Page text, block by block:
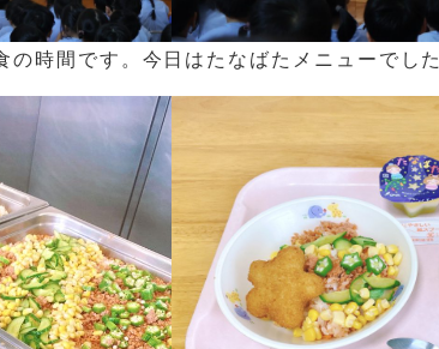
の時間です。今日はたなばたメニューでした